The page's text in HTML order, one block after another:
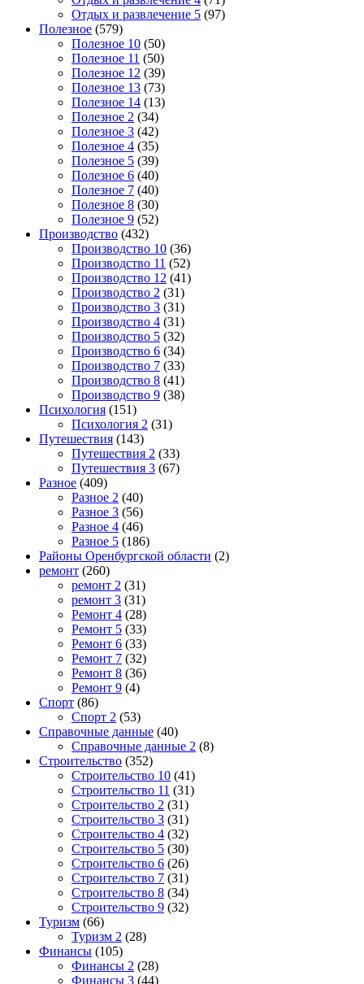
Отдых и развлечение 5 (97)
Полезное (579)
Полезное 10 (50)
Полезное 11 (50)
Полезное 12 (39)
Полезное 13 (73)
Полезное 14 (13)
Полезное 2 (34)
Полезное 3 (42)
Полезное 4 (35)
Полезное 5 (39)
Полезное 6 (40)
Полезное 7 (40)
Полезное 8 (30)
Полезное 9 (52)
Производство (432)
Производство 10 (36)
Производство 11 (52)
Производство 12 (41)
Производство 2 (31)
Производство 3 (31)
Производство 4 (31)
Производство 5 (32)
Производство 6 (34)
Производство 7 (33)
Производство 8 (41)
Производство 9 (38)
Психология (151)
Психология 2 (31)
Путешествия (143)
Путешествия 2 (33)
Путешествия 3 (67)
Разное (409)
Разное 2 (40)
Разное 3 (56)
Разное 4 (46)
Разное 5 (186)
Районы Оренбургской области (2)
ремонт (260)
ремонт 2 (31)
ремонт 3 (31)
Ремонт 4 (28)
Ремонт 5 (33)
Ремонт 6 (33)
Ремонт 7 (32)
Ремонт 8 (36)
Ремонт 9 (4)
Спорт (86)
Спорт 2 (53)
Справочные данные (40)
Справочные данные 2 (8)
Строительство (352)
Строительство 10 (41)
Строительство 11 (31)
Строительство 2 (31)
Строительство 3 (31)
Строительство 4 (32)
Строительство 5 (30)
Строительство 6 (26)
Строительство 7 (31)
Строительство 8 (34)
Строительство 9 (32)
Туризм (66)
Туризм 2 (28)
Финансы (105)
Финансы 2 (28)
Финансы 3 (44)